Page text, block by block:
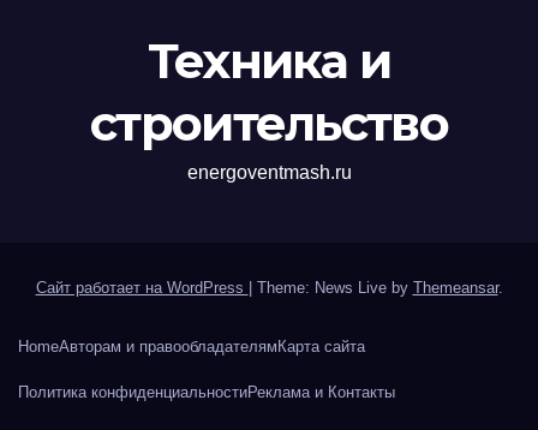
Техника и
строительство
energoventmash.ru
Сайт работает на WordPress Theme: News Live by Themeansar.
HomeАвторам и правообладателямКарта сайта
Политика конфиденциальностиРеклама и Контакты